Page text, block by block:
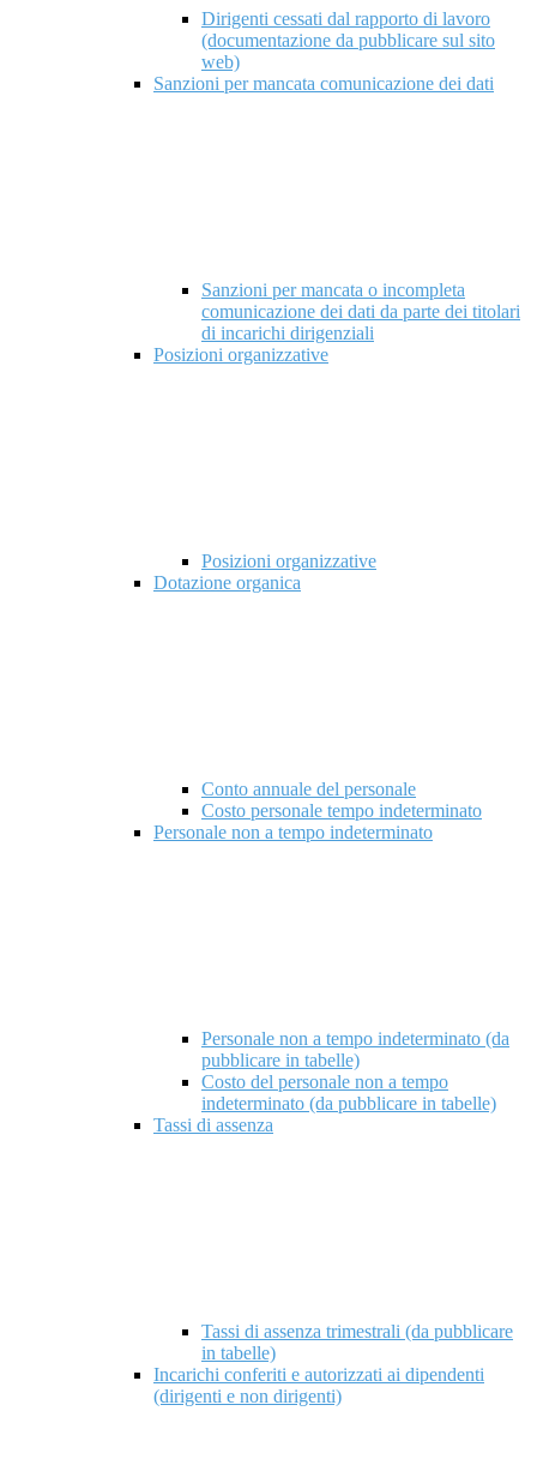
Dirigenti cessati dal rapporto di lavoro
(documentazione da pubblicare sul sito
web)
Sanzioni per mancata comunicazione dei dati
Sanzioni per mancata o incompleta
comunicazione dei dati da parte dei titolari
di incarichi dirigenziali
Posizioni organizzative
Posizioni organizzative
Dotazione organica
Conto annuale del personale
Costo personale tempo indeterminato
Personale non a tempo indeterminato
Personale non a tempo indeterminato (da
pubblicare in tabelle)
Costo del personale non a tempo
indeterminato (da pubblicare in tabelle)
Tassi di assenza
Tassi di assenza trimestrali (da pubblicare
in tabelle)
Incarichi conferiti e autorizzati ai dipendenti
(dirigenti e non dirigenti)